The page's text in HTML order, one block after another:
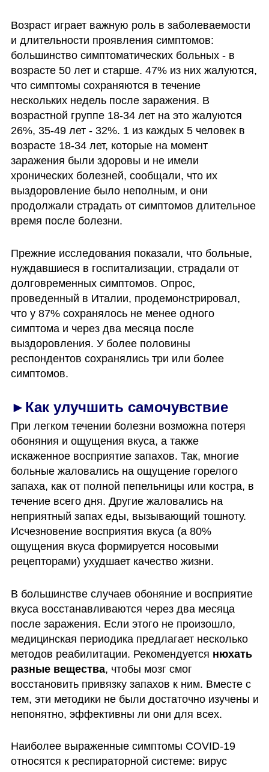
Возраст играет важную роль в заболеваемости
и длительности проявления симптомов:
большинство симптоматических больных - в
возрасте 50 лет и старше. 47% из них жалуются,
что симптомы сохраняются в течение
нескольких недель после заражения. В
возрастной группе 18-34 лет на это жалуются
26%, 35-49 лет - 32%. 1 из каждых 5 человек в
возрасте 18-34 лет, которые на момент
заражения были здоровы и не имели
хронических болезней, сообщали, что их
выздоровление было неполным, и они
продолжали страдать от симптомов длительное
время после болезни.
Прежние исследования показали, что больные,
нуждавшиеся в госпитализации, страдали от
долговременных симптомов. Опрос,
проведенный в Италии, продемонстрировал,
что у 87% сохранялось не менее одного
симптома и через два месяца после
выздоровления. У более половины
респондентов сохранялись три или более
симптомов.
►Как улучшить самочувствие
При легком течении болезни возможна потеря
обоняния и ощущения вкуса, а также
искаженное восприятие запахов. Так, многие
больные жаловались на ощущение горелого
запаха, как от полной пепельницы или костра, в
течение всего дня. Другие жаловались на
неприятный запах еды, вызывающий тошноту.
Исчезновение восприятия вкуса (а 80%
ощущения вкуса формируется носовыми
рецепторами) ухудшает качество жизни.
В большинстве случаев обоняние и восприятие
вкуса восстанавливаются через два месяца
после заражения. Если этого не произошло,
медицинская периодика предлагает несколько
методов реабилитации. Рекомендуется нюхать
разные вещества, чтобы мозг смог
восстановить привязку запахов к ним. Вместе с
тем, эти методики не были достаточно изучены и
непонятно, эффективны ли они для всех.
Наиболее выраженные симптомы COVID-19
относятся к респираторной системе: вирус